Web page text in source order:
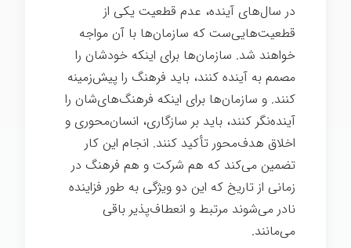
در سال‌های آینده، عدم قطعیت یکی از
قطعیت‌هایی‌ست که سازمان‌ها با آن مواجه
خواهند شد. سازمان‌ها برای اینکه خودشان را
مصمم به آینده کنند، باید فرهنگ را پیش‌زمینه
کنند. و سازمان‌ها برای اینکه فرهنگ‌های‌شان را
آینده‌نگر کنند، باید بر سازگاری، انسان‌محوری و
اخلاق هدف‌محور تأکید کنند. انجام این کار
تضمین می‌کند که هم شرکت و هم فرهنگ در
زمانی از تاریخ که این دو ویژگی به طور فزاینده
نادر می‌شوند مرتبط و انعطاف‌پذیر باقی
می‌مانند.